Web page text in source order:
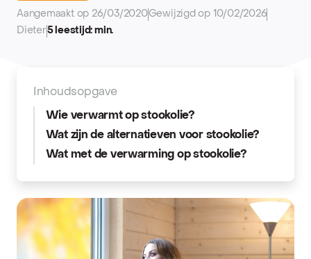
Aangemaakt op 26/03/2020Gewijzigd op 10/02/2026
Dieter5 leestijd: min.
Inhoudsopgave
Wie verwarmt op stookolie?
Wat zijn de alternatieven voor stookolie?
Wat met de verwarming op stookolie?